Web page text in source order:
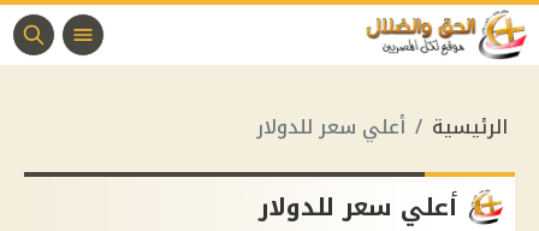
الرئيسية أعلي سعر للدولار
أعلي سعر للدولار